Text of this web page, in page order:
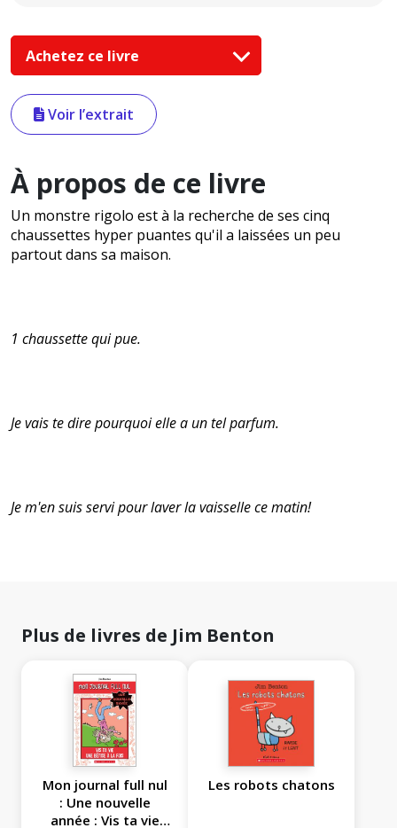
Achetez ce livre
Voir l’extrait
À propos de ce livre
Un monstre rigolo est à la recherche de ses cinq
chaussettes hyper puantes qu'il a laissées un peu
partout dans sa maison.
1 chaussette qui pue.
Je vais te dire pourquoi elle a un tel parfum.
Je m'en suis servi pour laver la vaisselle ce matin!
Plus de livres de Jim Benton
Mon journal full nul
: Une nouvelle
année : Vis ta vie
Les robots chatons